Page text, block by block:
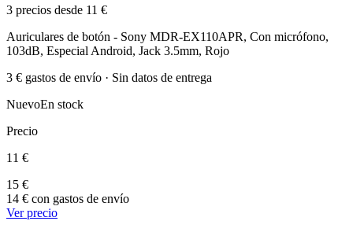
3 precios desde 11 €
Auriculares de botón - Sony MDR-EX110APR, Con micrófono,
103dB, Especial Android, Jack 3.5mm, Rojo
3 € gastos de envío · Sin datos de entrega
NuevoEn stock
Precio
11 €
15 €
14 € con gastos de envío
Ver precio